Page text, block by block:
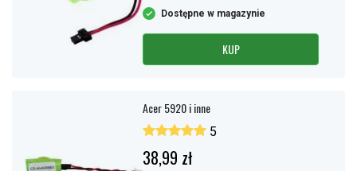
Dostępne w magazynie
KUP
Acer 5920 i inne
5
38,99 zł